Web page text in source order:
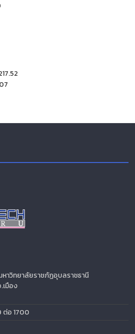
าวิทยาลัยราชภัฏอุบลราชธานี
เมือง
อ 1700